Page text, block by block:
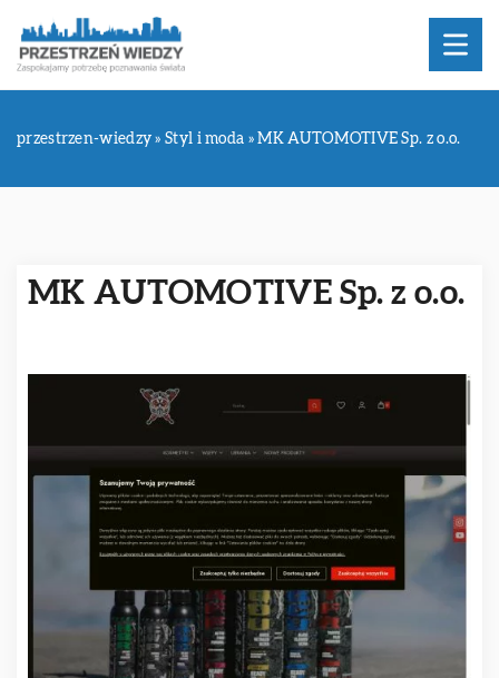
przestrzen-wiedzy »Styl i moda »MK AUTOMOTIVE Sp. z o.o.
MK AUTOMOTIVE Sp. z o.o.